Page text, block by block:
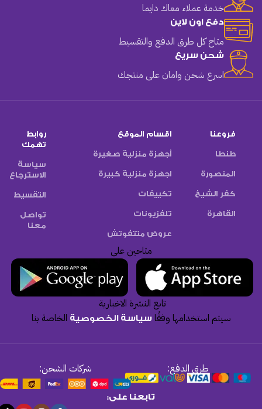
خدمة عملاء معاك دايما
دفع اون لاين
متاح كل طرق الدفع والتقسيط
شحن سريع
اسرع شحن وامان على منتجك
فروعنا
طنطا
المنصورة
كفر الشيخ
القاهرة
اقسام الموقع
أجهزة منزلية صغيرة
اجهزة منزلية كبيرة
تكييفات
تلفزيونات
عروض متتفوتش
روابط
تهمك
سياسة
الاسترجاع
التقسيط
تواصل
معنا
متاحين على
تابع النشرة الاخبارية
سيتم استخدامها وفقًاسياسة الخصوصية الخاصة بنا
طرق الدفع: شركات الشحن:
تابعنا على: